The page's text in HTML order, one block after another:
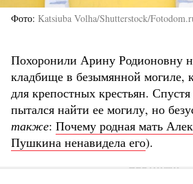
Фото Katsiuba Volha/Shutterstock/
Похоронили Арину Родионовну
кладбище в безымянной могиле,
для крепостных крестьян. Спустя
пытался найти ее могилу, но
также: Почему родная мать
Пушкина ненавидела его).